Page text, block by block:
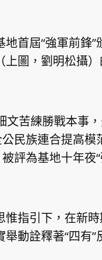
屆“強軍前鋒”
圖，劉明松攝）
苦練勝戰本事，
公民族連合提高
評為基地十年夜
惟指引下，在新
動詮釋著“四有